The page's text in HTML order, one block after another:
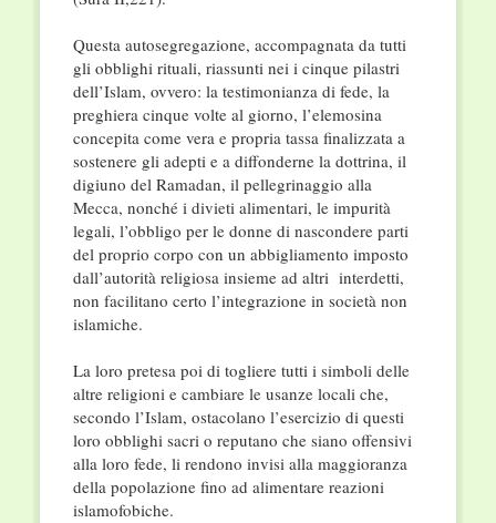
Questa autosegregazione, accompagnata da tutti
gli obblighi rituali, riassunti nei i cinque pilastri
dell’Islam, ovvero: la testimonianza di fede, la
preghiera cinque volte al giorno, l’elemosina
concepita come vera e propria tassa finalizzata a
sostenere gli adepti e a diffonderne la dottrina, il
digiuno del Ramadan, il pellegrinaggio alla
Mecca, nonché i divieti alimentari, le impurità
legali, l’obbligo per le donne di nascondere parti
del proprio corpo con un abbigliamento imposto
dall’autorità religiosa insieme ad altri interdetti,
non facilitano certo l’integrazione in società non
islamiche.
La loro pretesa poi di togliere tutti i simboli delle
altre religioni e cambiare le usanze locali che,
secondo l’Islam, ostacolano l’esercizio di questi
loro obblighi sacri o reputano che siano offensivi
alla loro fede, li rendono invisi alla maggioranza
della popolazione fino ad alimentare reazioni
islamofobiche.